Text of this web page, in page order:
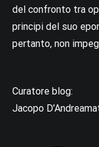
del confronto tra
principi del suo
pertanto, non
Curatore blog:
Jacopo